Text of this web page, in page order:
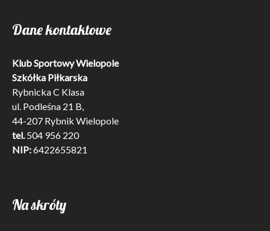
Dane kontaktowe
Klub Sportowy Wielopole
Szkółka Piłkarska
Rybnicka C Klasa
ul. Podleśna 21 B,
44-207 Rybnik Wielopole
tel. 504 956 220
NIP:6422655821
Na skróty